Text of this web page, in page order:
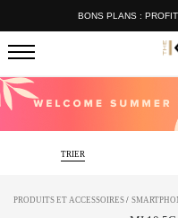
BONS PLANS :
TRIER
PRODUITS ET ACCESSOIRES /